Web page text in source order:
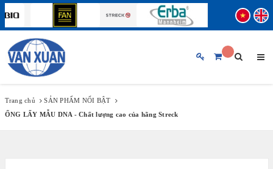
TRANG CHỦ GIỚI THIỆU CHUNG
Trang chủ
SẢN PHẨM NỔI BẬT
ỐNG LẤY MẪU DNA - Chất lượng cao của hãng Streck